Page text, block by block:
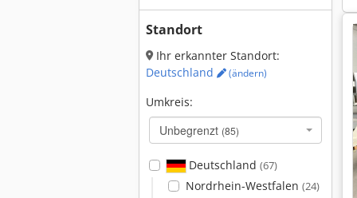
Standort
Ihr erkannter Standort:
Deutschland
(ändern)
Umkreis:
Unbegrenzt (85)
Deutschland (67)
Nordrhein-Westfalen (24)